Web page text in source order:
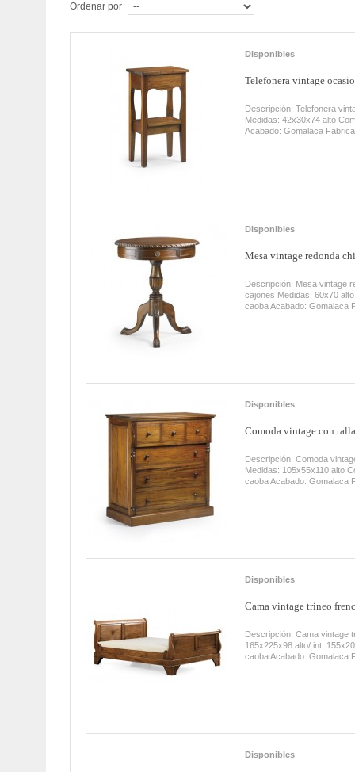
Ordenar por
Disponibles
Telefonera vintage
Descripción: Telefonera
Medidas: 42x30x74 alto
Acabado: Gomalaca
Disponibles
Mesa vintage redonda
Descripción: Mesa vintage
cajones Medidas: 60x70
caoba Acabado: Gomalaca
Disponibles
Comoda vintage con
Descripción: Comoda
Medidas: 105x55x110 alto
caoba Acabado: Gomalaca
Disponibles
Cama vintage trineo
Descripción: Cama vintage
165x225x98 alto/ int.
caoba Acabado: Gomalaca
Disponibles